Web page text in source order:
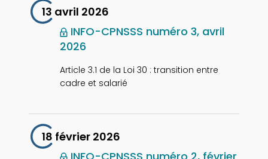
13 avril 2026
INFO-CPNSSS numéro 3, avril
2026
Article 3.1 de la Loi 30 : transition entre
cadre et salarié
18 février 2026